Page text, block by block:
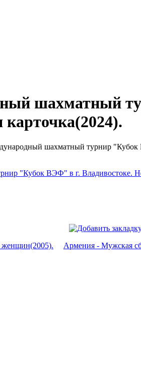
шахматный
шахматный турнир "Кубок
женщин(2005). Армения - Мужская